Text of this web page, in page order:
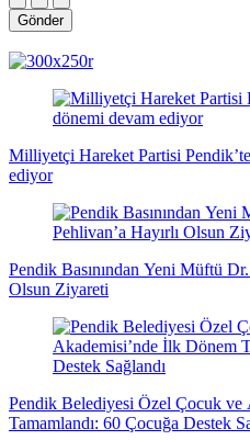
Gönder
haberleri
haberleri
haberleri
dakika
haberleri
dakika
haberleri
dakika
haberleri
haberler
haberler
haberleri
haberleri
haberleri
Milliyetçi Hareket Partisi
ediyor
Pendik Basınından Yeni Müftü
Olsun Ziyareti
Pendik Belediyesi Özel Çocuk
Tamamlandı: 60 Çocuğa Destek